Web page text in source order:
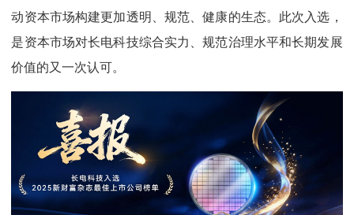
动资本市场构建更加透明、规范、健康的生态。此次入选，
是资本市场对长电科技综合实力、规范治理水平和长期发展
价值的又一次认可。